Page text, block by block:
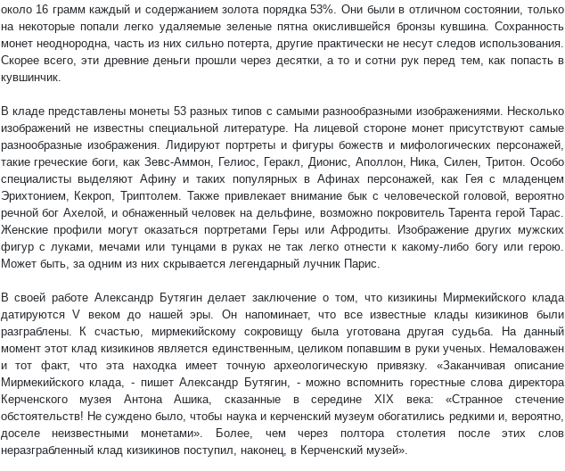
около 16 грамм каждый и содержанием золота порядка 53%. Они были в отличном состоянии, только
на некоторые попали легко удаляемые зеленые пятна окислившейся бронзы кувшина. Сохранность
монет неоднородна, часть из них сильно потерта, другие практически не несут следов использования.
Скорее всего, эти древние деньги прошли через десятки, а то и сотни рук перед тем, как попасть в
кувшинчик.
В кладе представлены монеты 53 разных типов с самыми разнообразными изображениями. Несколько
изображений не известны специальной литературе. На лицевой стороне монет присутствуют самые
разнообразные изображения. Лидируют портреты и фигуры божеств и мифологических персонажей,
такие греческие боги, как Зевс-Аммон, Гелиос, Геракл, Дионис, Аполлон, Ника, Силен, Тритон. Особо
специалисты выделяют Афину и таких популярных в Афинах персонажей, как Гея с младенцем
Эрихтонием, Кекроп, Триптолем. Также привлекает внимание бык с человеческой головой, вероятно
речной бог Ахелой, и обнаженный человек на дельфине, возможно покровитель Тарента герой Тарас.
Женские профили могут оказаться портретами Геры или Афродиты. Изображение других мужских
фигур с луками, мечами или тунцами в руках не так легко отнести к какому-либо богу или герою.
Может быть, за одним из них скрывается легендарный лучник Парис.
В своей работе Александр Бутягин делает заключение о том, что кизикины Мирмекийского клада
датируются V веком до нашей эры. Он напоминает, что все известные клады кизикинов были
разграблены. К счастью, мирмекийскому сокровищу была уготована другая судьба. На данный
момент этот клад кизикинов является единственным, целиком попавшим в руки ученых. Немаловажен
и тот факт, что эта находка имеет точную археологическую привязку. «Заканчивая описание
Мирмекийского клада, - пишет Александр Бутягин, - можно вспомнить горестные слова директора
Керченского музея Антона Ашика, сказанные в середине XIX века: «Странное стечение
обстоятельств! Не суждено было, чтобы наука и керченский музеум обогатились редкими и, вероятно,
доселе неизвестными монетами». Более, чем через полтора столетия после этих слов
неразграбленный клад кизикинов поступил, наконец, в Керченский музей».